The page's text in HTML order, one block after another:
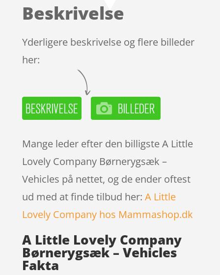
Beskrivelse
Yderligere beskrivelse og flere billeder
her:
Mange leder efter den billigste A Little
Lovely Company Børnerygsæk –
Vehicles på nettet, og de ender oftest
ud med at finde tilbud her: A Little
Lovely Company hos Mammashop.dk
A Little Lovely Company
Børnerygsæk – Vehicles
Fakta